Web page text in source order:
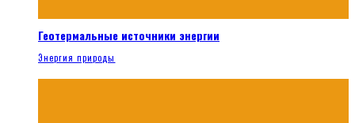
Геотермальные источники энергии
Энергия природы